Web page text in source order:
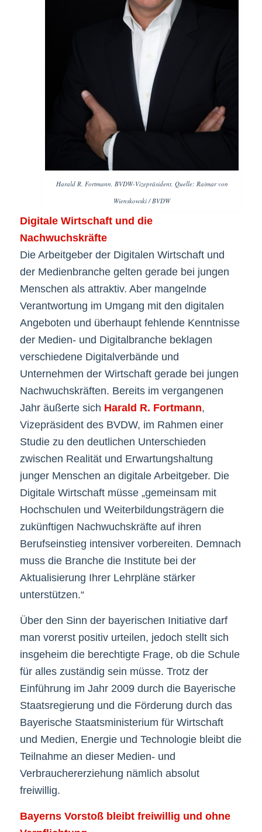
Harald R. Fortmann, BVDW-Vizepräsident, Quelle: Raimar von
Wienskowski / BVDW
Digitale Wirtschaft und die
Nachwuchskräfte
Die Arbeitgeber der Digitalen Wirtschaft und
der Medienbranche gelten gerade bei jungen
Menschen als attraktiv. Aber mangelnde
Verantwortung im Umgang mit den digitalen
Angeboten und überhaupt fehlende Kenntnisse
der Medien- und Digitalbranche beklagen
verschiedene Digitalverbände und
Unternehmen der Wirtschaft gerade bei jungen
Nachwuchskräften. Bereits im vergangenen
Jahr äußerte sich Harald R. Fortmann,
Vizepräsident des BVDW, im Rahmen einer
Studie zu den deutlichen Unterschieden
zwischen Realität und Erwartungshaltung
junger Menschen an digitale Arbeitgeber. Die
Digitale Wirtschaft müsse „gemeinsam mit
Hochschulen und Weiterbildungsträgern die
zukünftigen Nachwuchskräfte auf ihren
Berufseinstieg intensiver vorbereiten. Demnach
muss die Branche die Institute bei der
Aktualisierung Ihrer Lehrpläne stärker
unterstützen.“
Über den Sinn der bayerischen Initiative darf
man vorerst positiv urteilen, jedoch stellt sich
insgeheim die berechtigte Frage, ob die Schule
für alles zuständig sein müsse. Trotz der
Einführung im Jahr 2009 durch die Bayerische
Staatsregierung und die Förderung durch das
Bayerische Staatsministerium für Wirtschaft
und Medien, Energie und Technologie bleibt die
Teilnahme an dieser Medien- und
Verbrauchererziehung nämlich absolut
freiwillig.
Bayerns Vorstoß bleibt freiwillig und ohne